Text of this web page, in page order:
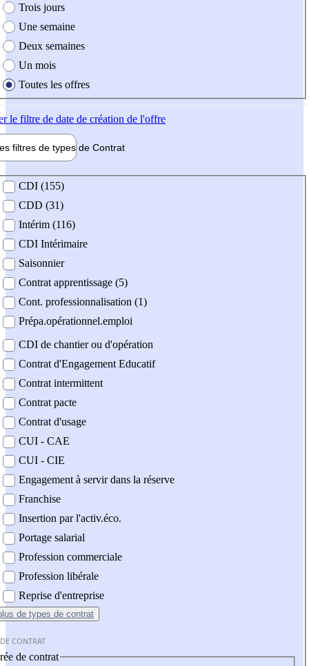
Trois jours
Une semaine
Deux semaines
Un mois
Toutes les offres
le filtre de date de création de l'offre
filtres de types de Contrat
contrat
CDI (155)
CDD (31)
Intérim (116)
CDI Intérimaire
Saisonnier
Contrat apprentissage (5)
Cont. professionnalisation (1)
Prépa.opérationnel.emploi
CDI de chantier ou d'opération
Contrat d'Engagement Educatif
Contrat intermittent
Contrat pacte
Contrat d'usage
CUI - CAE
CUI - CIE
Engagement à servir dans la réserve
Franchise
Insertion par l'activ.éco.
Portage salarial
Profession commerciale
Profession libérale
Reprise d'entreprise
de types de contrat
CONTRAT
de contrat